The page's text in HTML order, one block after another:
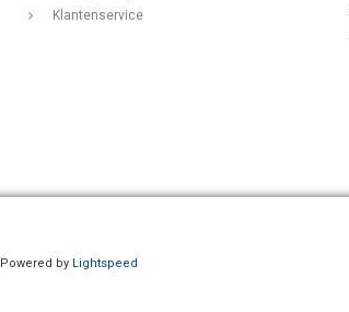
Klantenservice
Powered by Lightspeed